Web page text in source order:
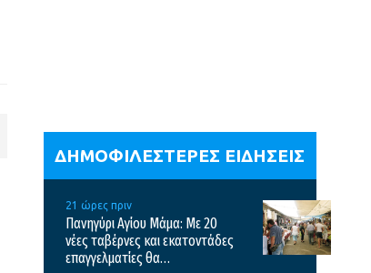
ΔΗΜΟΦΙΛΕΣΤΕΡΕΣ ΕΙΔΗΣΕΙΣ
21 ώρες πριν
Πανηγύρι Αγίου Μάμα: Με 20
νέες ταβέρνες και εκατοντάδες
επαγγελματίες θα